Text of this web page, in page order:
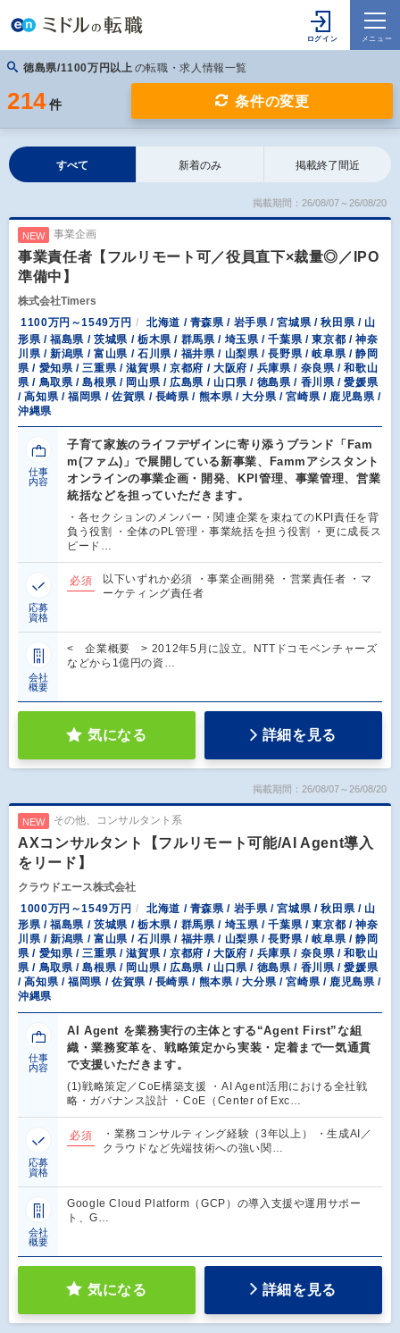
徳島県/1100万円以上 の転職・求人情報一覧
214件 条件の変更
すべて 新着のみ 掲載終了間近
掲載期間：26/08/07～26/08/20
NEW 事業企画
事業責任者【フルリモート可／役員直下×裁量◎／IPO
準備中】
株式会社Timers
1100万円～1549万円
北海道 / 青森県 / 岩手県 / 宮城県 / 秋田県 / 山
形県 / 福島県 / 茨城県 / 栃木県 / 群馬県 / 埼玉県 / 千葉県 / 東京都 / 神奈
川県 / 新潟県 / 富山県 / 石川県 / 福井県 / 山梨県 / 長野県 / 岐阜県 / 静岡
県 / 愛知県 / 三重県 / 滋賀県 / 京都府 / 大阪府 / 兵庫県 / 奈良県 / 和歌山
県 / 鳥取県 / 島根県 / 岡山県 / 広島県 / 山口県 / 徳島県 / 香川県 / 愛媛県
/ 高知県 / 福岡県 / 佐賀県 / 長崎県 / 熊本県 / 大分県 / 宮崎県 / 鹿児島県 /
沖縄県
仕事
内容
子育て家族のライフデザインに寄り添うブランド「Fam
m(ファム)」で展開している新事業、Fammアシスタント
オンラインの事業企画・開発、KPI管理、事業管理、営業
統括などを担っていただきます。
・各セクションのメンバー・関連企業を束ねてのKPI責任を背
負う役割 ・全体のPL管理・事業統括を担う役割 ・更に成長ス
ピード…
応募
資格
必須
以下いずれか必須 ・事業企画開発 ・営業責任者 ・マ
ーケティング責任者
会社
概要
< 企業概要 > 2012年5月に設立。NTTドコモベンチャーズ
などから1億円の資…
気になる 詳細を見る
掲載期間：26/08/07～26/08/20
NEW その他、コンサルタント系
AXコンサルタント【フルリモート可能/AI Agent導入
をリード】
クラウドエース株式会社
1000万円～1549万円
北海道 / 青森県 / 岩手県 / 宮城県 / 秋田県 / 山
形県 / 福島県 / 茨城県 / 栃木県 / 群馬県 / 埼玉県 / 千葉県 / 東京都 / 神奈
川県 / 新潟県 / 富山県 / 石川県 / 福井県 / 山梨県 / 長野県 / 岐阜県 / 静岡
県 / 愛知県 / 三重県 / 滋賀県 / 京都府 / 大阪府 / 兵庫県 / 奈良県 / 和歌山
県 / 鳥取県 / 島根県 / 岡山県 / 広島県 / 山口県 / 徳島県 / 香川県 / 愛媛県
/ 高知県 / 福岡県 / 佐賀県 / 長崎県 / 熊本県 / 大分県 / 宮崎県 / 鹿児島県 /
沖縄県
仕事
内容
AI Agent を業務実行の主体とする“Agent First”な組
織・業務変革を、戦略策定から実装・定着まで一気通貫
で支援いただきます。
(1)戦略策定／CoE構築支援 ・AI Agent活用における全社戦
略・ガバナンス設計 ・CoE（Center of Exc…
応募
資格
必須
・業務コンサルティング経験（3年以上） ・生成AI／
クラウドなど先端技術への強い関…
会社
概要
Google Cloud Platform（GCP）の導入支援や運用サポー
ト、G…
気になる 詳細を見る